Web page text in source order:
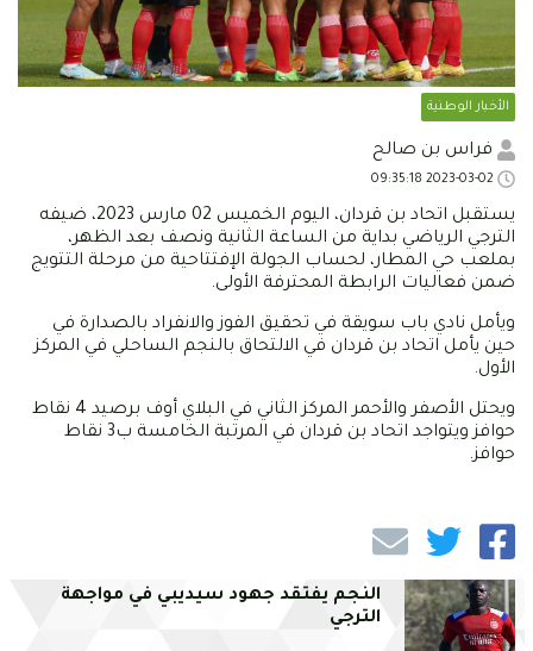
الأخبار الوطنية
فراس بن صالح
يستقبل اتحاد بن قردان، اليوم الخميس 02 مارس 2023، ضيفه
الترجي الرياضي بداية من الساعة الثانية ونصف بعد الظهر،
بملعب حي المطار، لحساب الجولة الإفتتاحية من مرحلة التتويج
ضمن فعاليات الرابطة المحترفة الأولى.
ويأمل نادي باب سويقة في تحقيق الفوز والانفراد بالصدارة في
حين يأمل اتحاد بن قردان في الالتحاق بالنجم الساحلي في المركز
الأول.
ويحتل الأصفر والأحمر المركز الثاني في البلاي أوف برصيد 4 نقاط
حوافز ويتواجد اتحاد بن قردان في المرتبة الخامسة ب3 نقاط
حوافز.
النجم يفتقد جهود سيديبي في مواجهة
الترجي